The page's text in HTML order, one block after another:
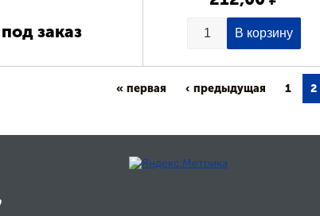
под заказ
« первая ‹ предыдущая 1 2